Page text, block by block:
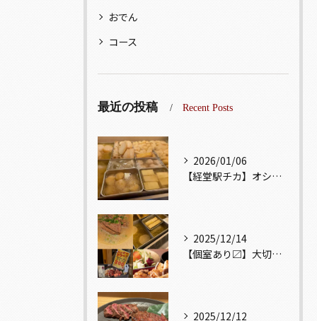
おでん
コース
最近の投稿 Recent Posts
2026/01/06
【経堂駅チカ】オシャレ居酒屋🏮出汁が美味しいおでんがオススメ...
2025/12/14
【個室あり〼】大切な記念日、お祝い事でのご来店ぜひお待ちして...
2025/12/12